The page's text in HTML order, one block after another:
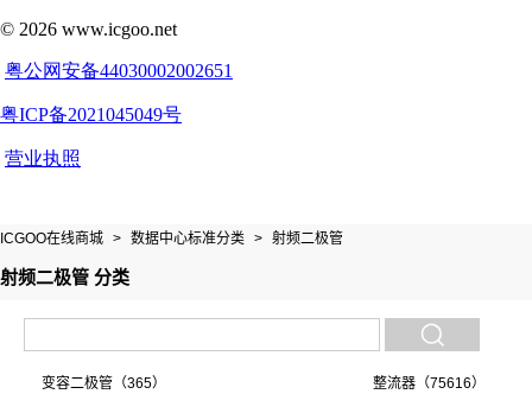
ICGOO在线商城 > 数据中心标准分类 > 射频二极管
射频二极管 分类
变容二极管（365） 整流器（75616）